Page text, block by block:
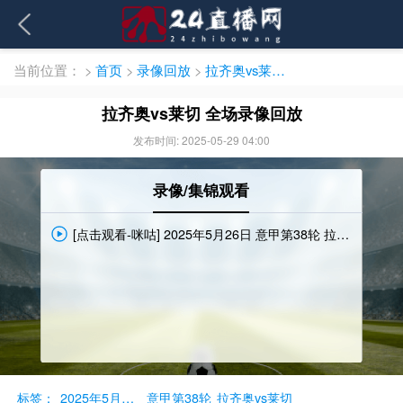
当前位置： > 首页 > 录像回放 > 拉齐奥vs莱切 全场录像回放
拉齐奥vs莱切 全场录像回放
发布时间: 2025-05-29 04:00
录像/集锦观看
[点击观看-咪咕] 2025年5月26日 意甲第38轮 拉齐奥vs莱切 完整录像回放
标签： 2025年5月26日 意甲第38轮 拉齐奥vs莱切